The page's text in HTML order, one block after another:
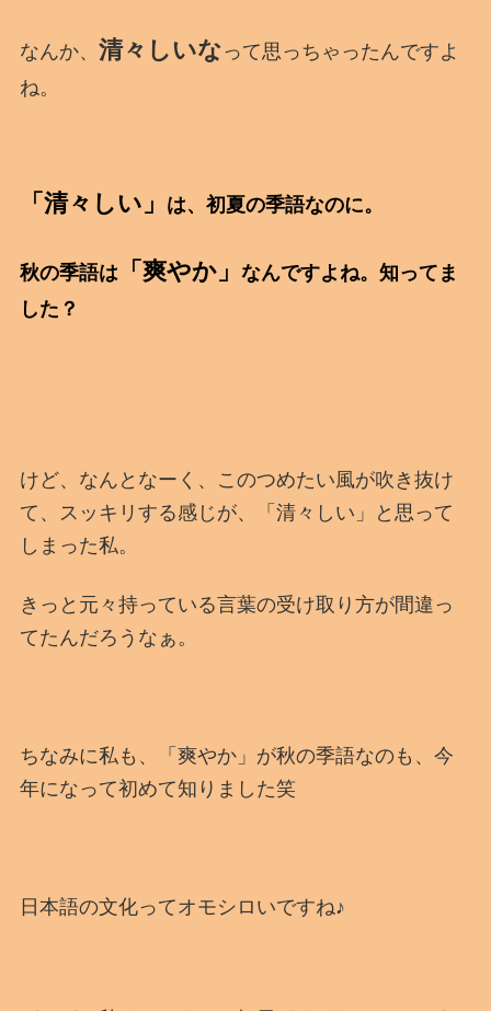
なんか、 清々しいなって思っちゃったんですよ
ね。
「清々しい」 は、初夏の季語なのに。
秋の季語は 「爽やか」 なんですよね。知ってま
した？
けど、なんとなーく、このつめたい風が吹き抜け
て、スッキリする感じが、「清々しい」と思って
しまった私。
きっと元々持っている言葉の受け取り方が間違っ
てたんだろうなぁ。
ちなみに私も、「爽やか」が秋の季語なのも、今
年になって初めて知りました笑
日本語の文化ってオモシロいですね♪